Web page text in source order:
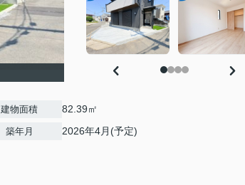
建物面積 82.39㎡
築年月 2026年4月(予定)